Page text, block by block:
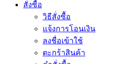
สั่งซื้อ
วิธีสั่งซื้อ
แจ้งการโอนเงิน
ลงชื่อเข้าใช้
ตะกร้าสินค้า